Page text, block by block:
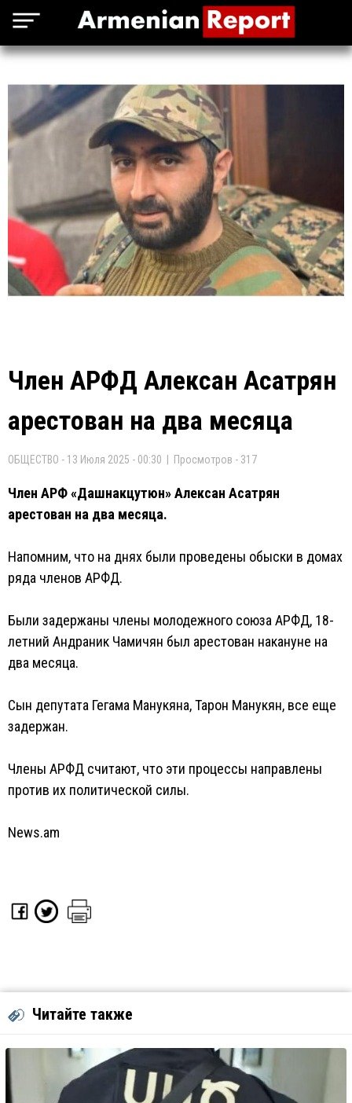
Член АРФД Алексан Асатрян
арестован на два месяца
ОБЩЕСТВО - 13 Июля 2025 - 00:30 | Просмотров - 317
Член АРФ «Дашнакцутюн» Алексан Асатрян
арестован на два месяца.
Напомним, что на днях были проведены обыски в домах
ряда членов АРФД.
Были задержаны члены молодежного союза АРФД, 18-
летний Андраник Чамичян был арестован накануне на
два месяца.
Сын депутата Гегама Манукяна, Тарон Манукян, все еще
задержан.
Члены АРФД считают, что эти процессы направлены
против их политической силы.
News.am
Читайте также